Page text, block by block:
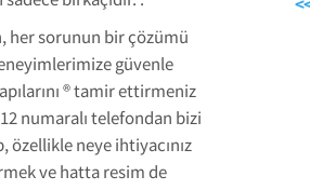
her sorunun bir çözümü
güvenle
® tamir ettirmeniz
numaralı telefondan bizi
özellikle neye ihtiyacınız
ve hatta resim de